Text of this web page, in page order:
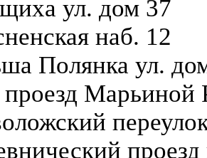
ул. дом 37
наб. 12
Полянка ул.
проезд Марьиной
проезд